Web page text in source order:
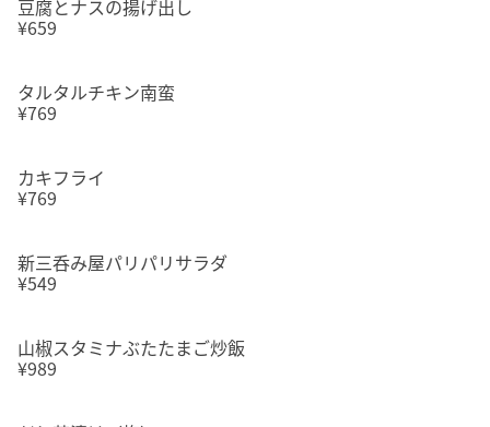
豆腐とナスの揚げ出し
¥659
タルタルチキン南蛮
¥769
カキフライ
¥769
新三呑み屋パリパリサラダ
¥549
山椒スタミナぶたたまご炒飯
¥989